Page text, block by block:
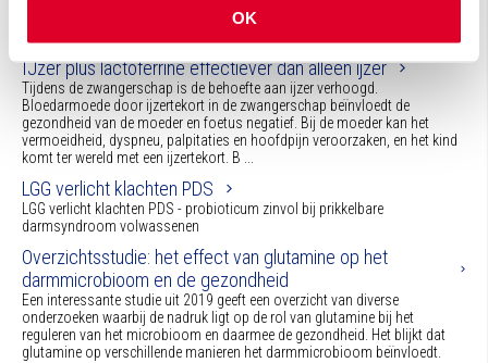
OK
lange reisdagen, warm weer, minder beweging en een verstoord dag- en
IJzer plus lactoferrine effectiever dan alleen ijzer
Tijdens de zwangerschap is de behoefte aan ijzer verhoogd.
Bloedarmoede door ijzertekort in de zwangerschap beïnvloedt de
gezondheid van de moeder en foetus negatief. Bij de moeder kan het
vermoeidheid, dyspneu, palpitaties en hoofdpijn veroorzaken, en het kind
komt ter wereld met een ijzertekort. B ...
LGG verlicht klachten PDS
LGG verlicht klachten PDS - probioticum zinvol bij prikkelbare
darmsyndroom volwassenen
Overzichtsstudie: het effect van glutamine op het
darmmicrobioom en de gezondheid
Een interessante studie uit 2019 geeft een overzicht van diverse
onderzoeken waarbij de nadruk ligt op de rol van glutamine bij het
reguleren van het microbioom en daarmee de gezondheid. Het blijkt dat
glutamine op verschillende manieren het darmmicrobioom beïnvloedt.